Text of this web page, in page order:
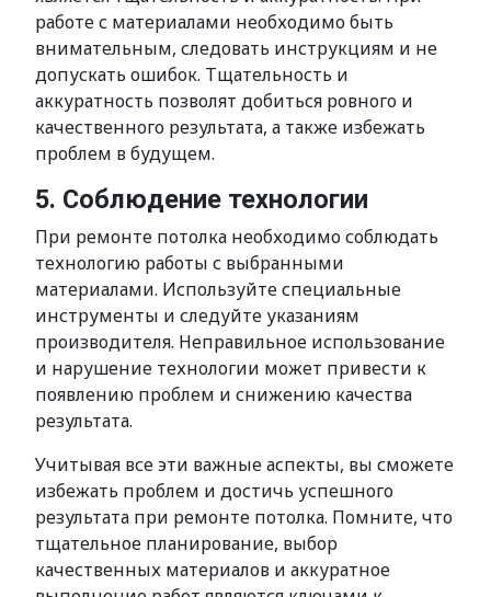
работе с материалами необходимо быть
внимательным, следовать инструкциям и не
допускать ошибок. Тщательность и
аккуратность позволят добиться ровного и
качественного результата, а также избежать
проблем в будущем.
5. Соблюдение технологии
При ремонте потолка необходимо соблюдать
технологию работы с выбранными
материалами. Используйте специальные
инструменты и следуйте указаниям
производителя. Неправильное использование
и нарушение технологии может привести к
появлению проблем и снижению качества
результата.
Учитывая все эти важные аспекты, вы сможете
избежать проблем и достичь успешного
результата при ремонте потолка. Помните, что
тщательное планирование, выбор
качественных материалов и аккуратное